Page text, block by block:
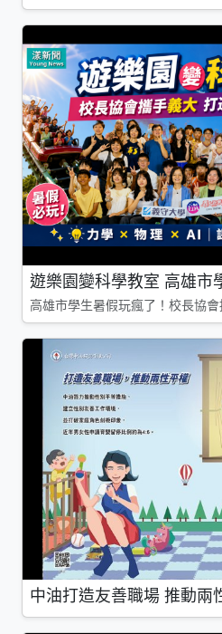
遊樂園變科學教室 高雄市
高雄市學生暑假玩瘋了！校長協
中油打造友善職場 推動兩